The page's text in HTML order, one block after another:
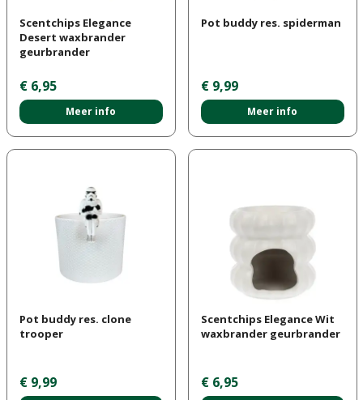
Scentchips Elegance
Desert waxbrander
geurbrander
€ 6,95
Meer info
Pot buddy res. spiderman
€ 9,99
Meer info
Pot buddy res. clone
trooper
€ 9,99
Scentchips Elegance Wit
waxbrander geurbrander
€ 6,95